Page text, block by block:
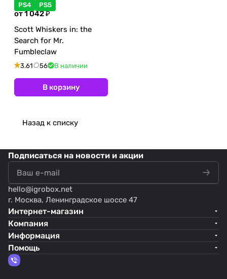
PS4 PS5
от 1 042 ₽
Scott Whiskers in: the
Search for Mr.
Fumbleclaw
3.61 56 В наличии
В корзину
Назад к списку
Подписаться на новости и акции
hello@igrobox.net
г. Москва, Ленинградское шоссе 47
Интернет-магазин
Компания
Информация
Помощь